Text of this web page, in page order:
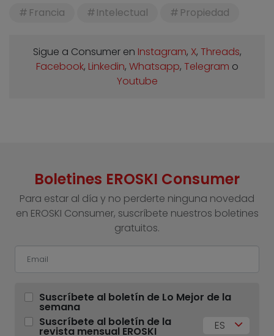
Francia Intelectual Propiedad
Sigue a Consumer en Instagram, X, Threads,
Facebook, Linkedin, Whatsapp, Telegram o
Youtube
Boletines EROSKI Consumer
Para estar al día y no perderte ninguna novedad
en EROSKI Consumer, suscríbete nuestros boletines
gratuitos.
Suscríbete al boletín de Lo Mejor de la
semana
Suscríbete al boletín de la
revista mensual EROSKI ES